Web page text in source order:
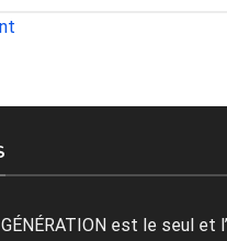
est le seul et